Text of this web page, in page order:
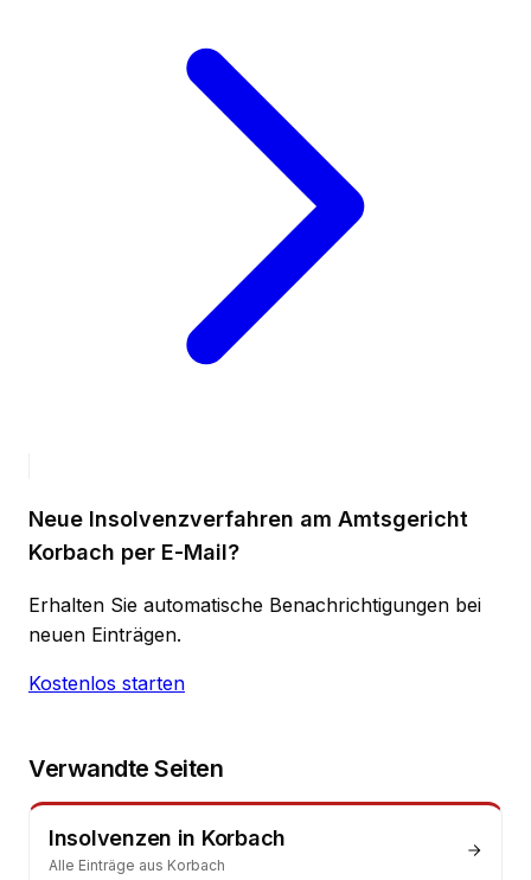
Neue Insolvenzverfahren am Amtsgericht
Korbach per E-Mail?
Erhalten Sie automatische Benachrichtigungen bei
neuen Einträgen.
Kostenlos starten
Verwandte Seiten
Insolvenzen in Korbach
Alle Einträge aus Korbach